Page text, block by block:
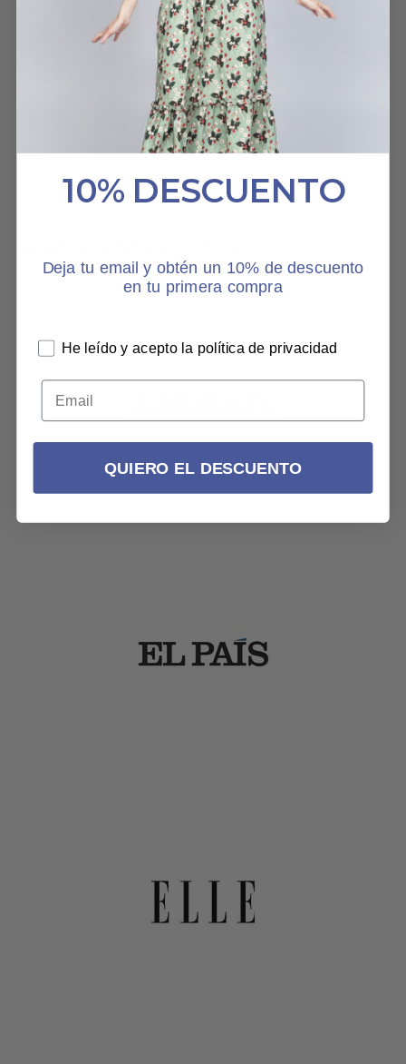
Además el estampado es
una fantasía preciosa.
GORRO UNIVERSO
REBECA
10% DESCUENTO
Deja tu email y obtén un 10% de descuento
en tu primera compra
He leído y acepto la política de privacidad
QUIERO EL DESCUENTO